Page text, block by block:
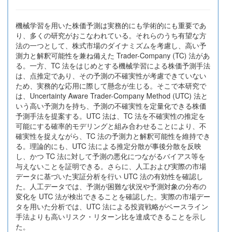
機械学習を用いた株価予測は実務的にも学術的にも重要であ
り、多くの研究がおこなわれている。それらのうち有望な方
法の一つとして、株式市場のダイナミズムを考慮し、高い予
測力と解釈可能性を兼ね備えた Trader-Company (TC) 法があ
る。一方、TC 法をはじめとする機械学習による株価予測手法
は、点推定であり、その予測の不確実性が考慮できていない
ため、実務的な応用に際して懸念が生じる。そこで本研究で
は、Uncertainty Aware Trader-Company Method (UTC) 法と
いう高い予測力を持ち、予測の不確実性を定量化できる株価
予測手法を提案する。UTC 法は、TC 法を不確実性の推定を
可能にする確率的モデリングと組み合わせることにより、不
確実性を捉えながら、TC 法の予測力と解釈可能性を維持でき
る。理論的にも、UTC 法による推定分散が事後分散を反映
し、かつ TC 法に対して予測の悪化につながるバイアス等を
与えないことを証明できる。さらに、人工および実際の市場
データに基づいた実証分析を行い UTC 法の有効性を確認し
た。人工データでは、予測が困難な状況や予測対象の分布の
変化を UTC 法が検出できることを確認した。実際の市場デー
タを用いた分析では、UTC 法による投資戦略がベースライン
手法よりも高いリスク・リターン比を達成できることを示し
た。